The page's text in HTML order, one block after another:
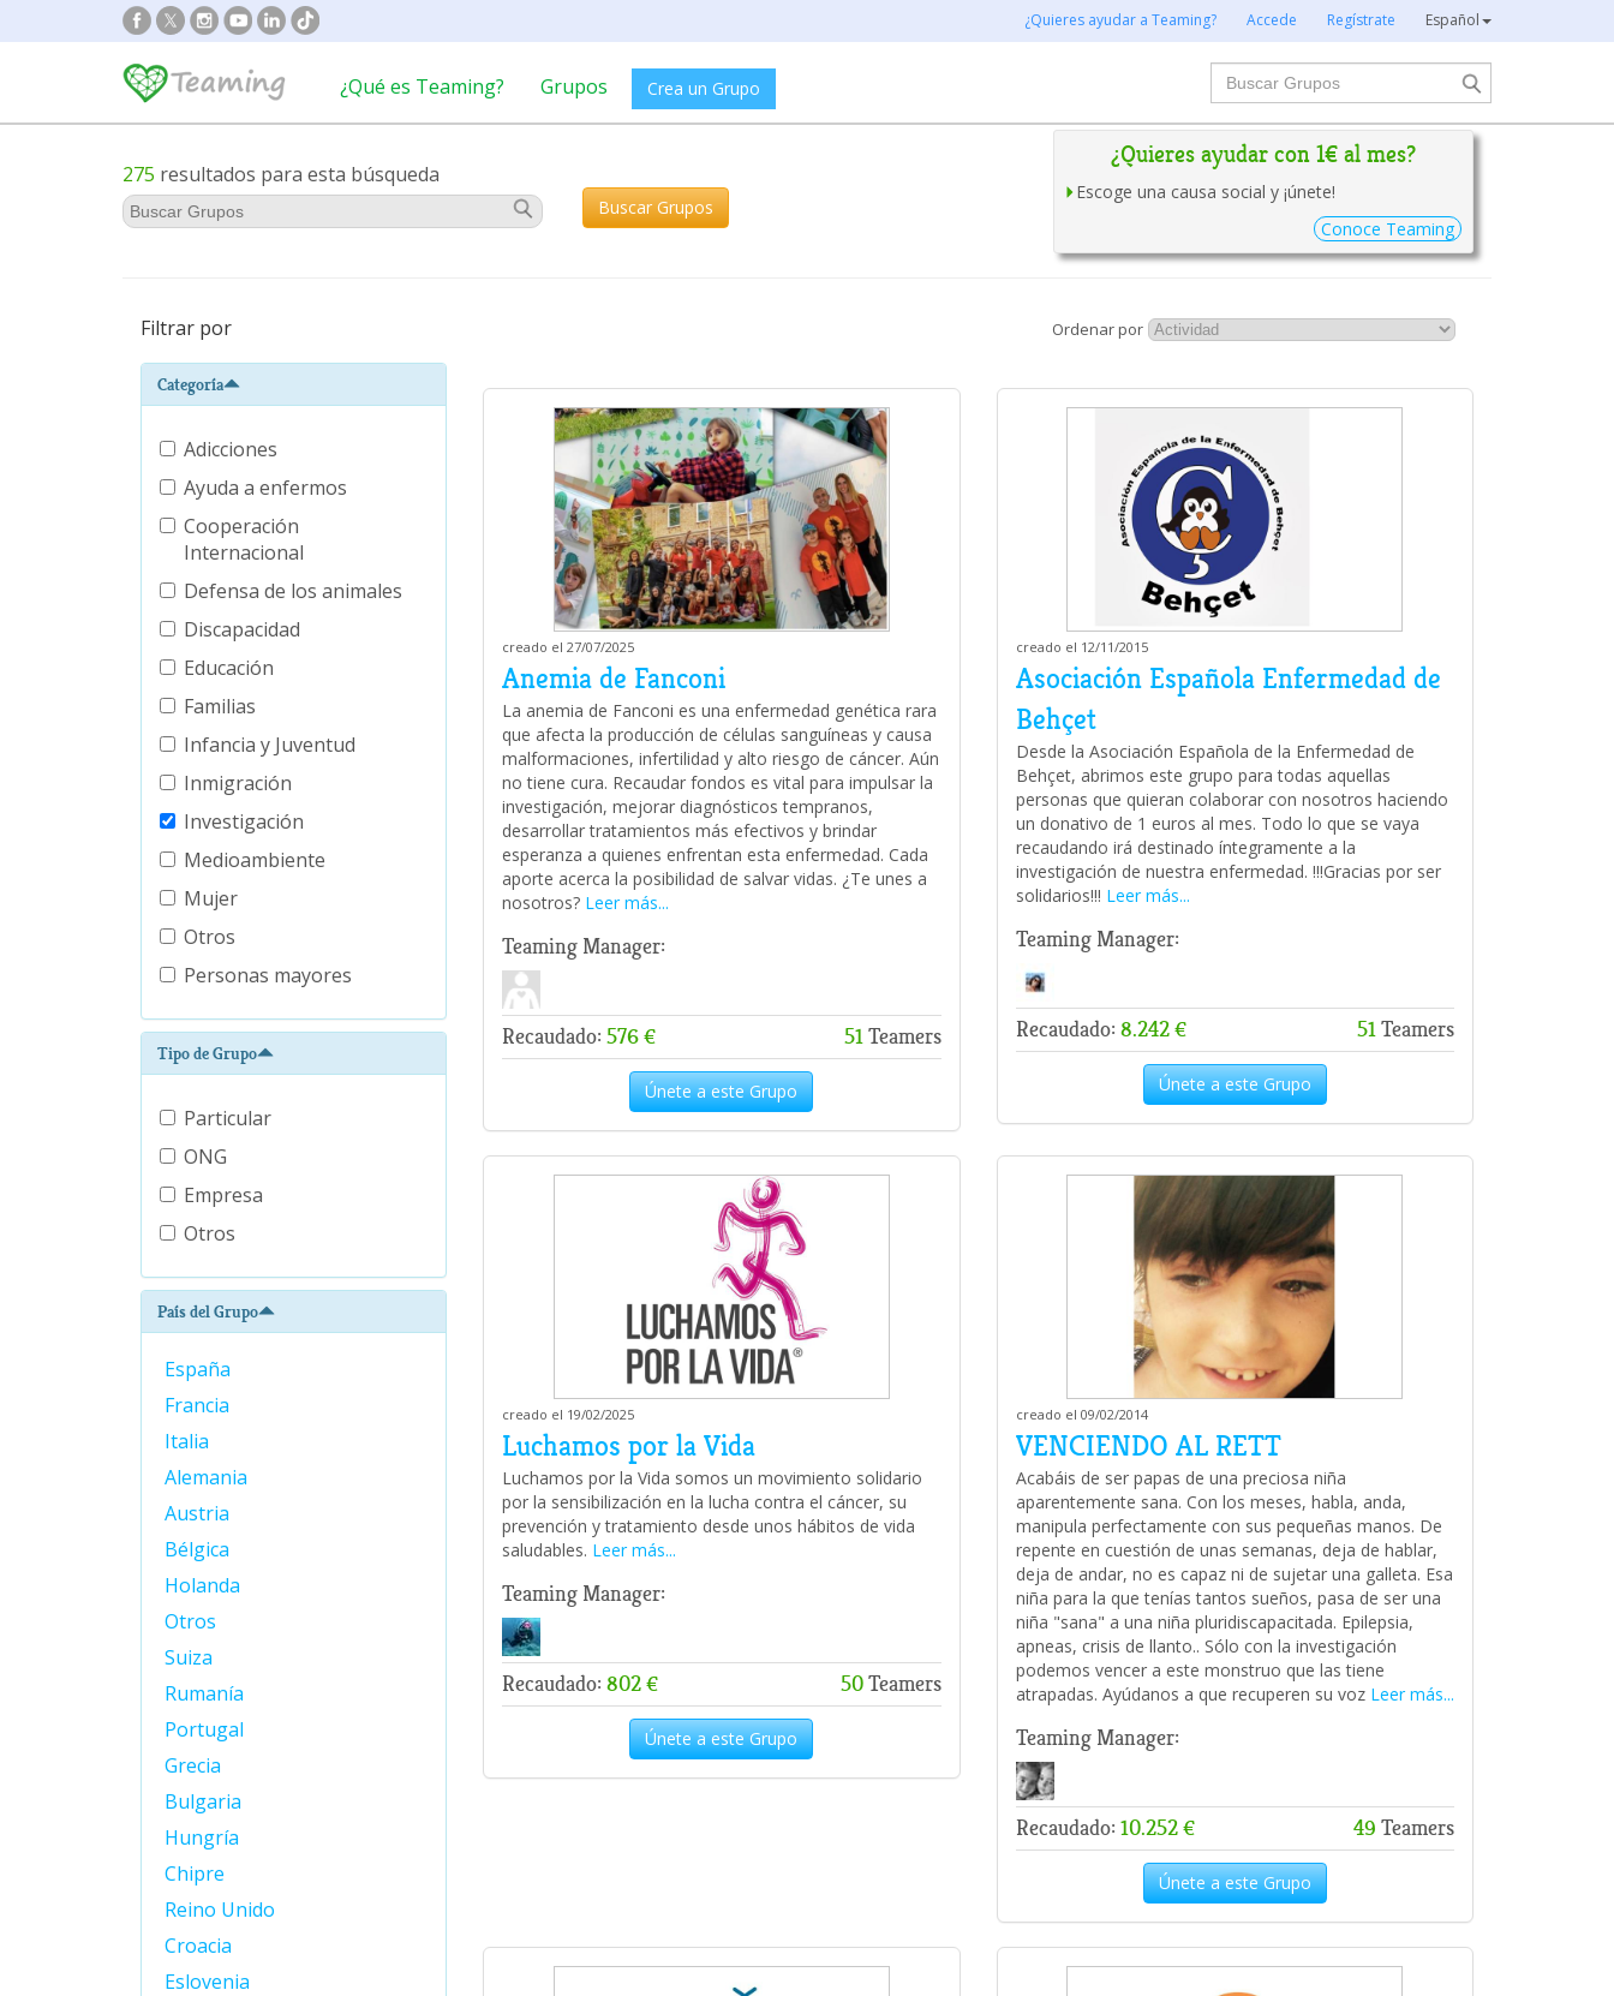
¿Quieres ayudar a Teaming? Accede Regístrate Español
¿Qué es Teaming? Grupos Crea un Grupo
Buscar
275 resultados para esta búsqueda
Buscar Grupos
¿Quieres ayudar con 1€ al mes?
Escoge una causa social y ¡únete!
Conoce Teaming
Filtrar por
Categoría
Adicciones
Ayuda a enfermos
Cooperación
Internacional
Defensa de los animales
Discapacidad
Educación
Familias
Infancia y Juventud
Inmigración
Investigación
Medioambiente
Mujer
Otros
Personas mayores
Tipo de Grupo
Particular
ONG
Empresa
Otros
País del Grupo
España
Francia
Italia
Alemania
Austria
Bélgica
Holanda
Otros
Suiza
Rumanía
Portugal
Grecia
Bulgaria
Hungría
Chipre
Reino Unido
Croacia
Eslovenia
Ordenar por
creado el 27/07/2025
Anemia de Fanconi
La anemia de Fanconi es una enfermedad genética rara
que afecta la producción de células sanguíneas y causa
malformaciones, infertilidad y alto riesgo de cáncer. Aún
no tiene cura. Recaudar fondos es vital para impulsar la
investigación, mejorar diagnósticos tempranos,
desarrollar tratamientos más efectivos y brindar
esperanza a quienes enfrentan esta enfermedad. Cada
aporte acerca la posibilidad de salvar vidas. ¿Te unes a
nosotros? Leer más...
Teaming Manager:
Recaudado: 576 € 51Teamers
Únete a este Grupo
creado el 12/11/2015
Asociación Española Enfermedad de
Behçet
Desde la Asociación Española de la Enfermedad de
Behçet, abrimos este grupo para todas aquellas
personas que quieran colaborar con nosotros haciendo
un donativo de 1 euros al mes. Todo lo que se vaya
recaudando irá destinado íntegramente a la
investigación de nuestra enfermedad. !!!Gracias por ser
solidarios!!! Leer más...
Teaming Manager:
Recaudado: 8.242 € 51Teamers
Únete a este Grupo
creado el 19/02/2025
Luchamos por la Vida
Luchamos por la Vida somos un movimiento solidario
por la sensibilización en la lucha contra el cáncer, su
prevención y tratamiento desde unos hábitos de vida
saludables. Leer más...
Teaming Manager:
Recaudado: 802 € 50Teamers
Únete a este Grupo
creado el 09/02/2014
VENCIENDO AL RETT
Acabáis de ser papas de una preciosa niña
aparentemente sana. Con los meses, habla, anda,
manipula perfectamente con sus pequeñas manos. De
repente en cuestión de unas semanas, deja de hablar,
deja de andar, no es capaz ni de sujetar una galleta. Esa
niña para la que tenías tantos sueños, pasa de ser una
niña "sana" a una niña pluridiscapacitada. Epilepsia,
apneas, crisis de llanto.. Sólo con la investigación
podemos vencer a este monstruo que las tiene
atrapadas. Ayúdanos a que recuperen su voz Leer más...
Teaming Manager:
Recaudado: 10.252 € 49 Teamers
Únete a este Grupo